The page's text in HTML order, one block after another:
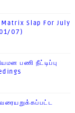
Slap For July
07)
பணி நீட்டிப்பு